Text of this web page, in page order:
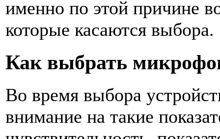
именно по этой причине
которые касаются выбора.
Как выбрать
Во время выбора
внимание на такие